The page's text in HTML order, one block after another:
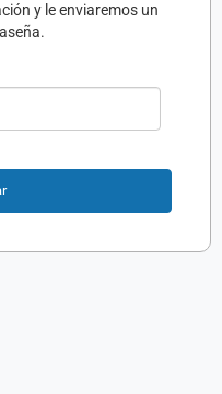
y le enviaremos un